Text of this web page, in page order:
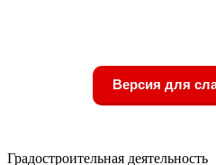
Версия для
Градостроительная деятельность